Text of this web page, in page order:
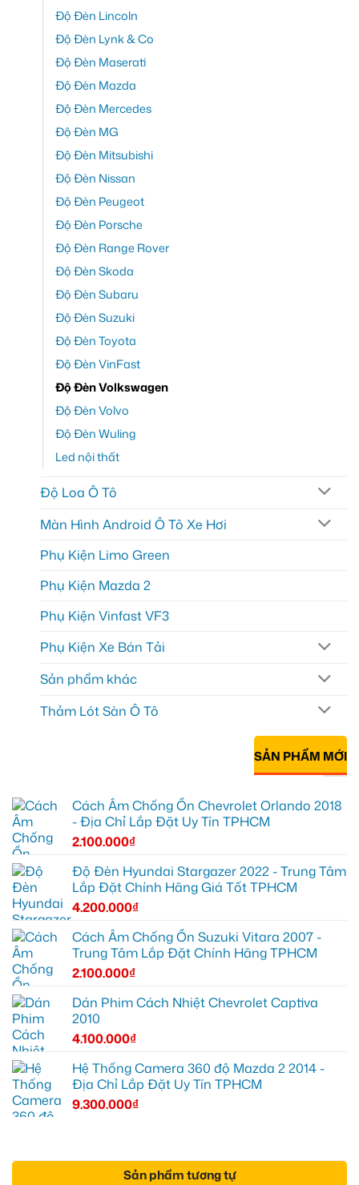
Độ Đèn Lincoln
Độ Đèn Lynk & Co
Độ Đèn Maserati
Độ Đèn Mazda
Độ Đèn Mercedes
Độ Đèn MG
Độ Đèn Mitsubishi
Độ Đèn Nissan
Độ Đèn Peugeot
Độ Đèn Porsche
Độ Đèn Range Rover
Độ Đèn Skoda
Độ Đèn Subaru
Độ Đèn Suzuki
Độ Đèn Toyota
Độ Đèn VinFast
Độ Đèn Volkswagen
Độ Đèn Volvo
Độ Đèn Wuling
Led nội thất
Độ Loa Ô Tô
Màn Hình Android Ô Tô Xe Hơi
Phụ Kiện Limo Green
Phụ Kiện Mazda 2
Phụ Kiện Vinfast VF3
Phụ Kiện Xe Bán Tải
Sản phẩm khác
Thảm Lót Sàn Ô Tô
SẢN PHẨM MỚI
Cách Âm Chống Ồn Chevrolet Orlando 2018
- Địa Chỉ Lắp Đặt Uy Tín TPHCM
2.100.000₫
Độ Đèn Hyundai Stargazer 2022 - Trung Tâm
Lắp Đặt Chính Hãng Giá Tốt TPHCM
4.200.000₫
Cách Âm Chống Ồn Suzuki Vitara 2007 -
Trung Tâm Lắp Đặt Chính Hãng TPHCM
2.100.000₫
Dán Phim Cách Nhiệt Chevrolet Captiva
2010
4.100.000₫
Hệ Thống Camera 360 độ Mazda 2 2014 -
Địa Chỉ Lắp Đặt Uy Tín TPHCM
9.300.000₫
Sản phẩm tương tự